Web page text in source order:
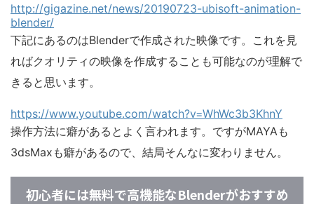
http://gigazine.net/news/20190723-ubisoft-animation-
blender/
下記にあるのはBlenderで作成された映像です。これを見
ればクオリティの映像を作成することも可能なのが理解で
きると思います。
https://www.youtube.com/watch?v=WhWc3b3KhnY
操作方法に癖があるとよく言われます。ですがMAYAも
3dsMaxも癖があるので、結局そんなに変わりません。
初心者には無料で高機能なBlenderがおすすめ